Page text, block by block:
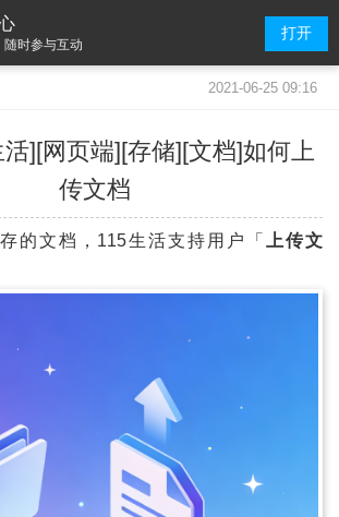
时参与互动
打开
2021-06-25 09:16
][网页端][存储][文档]如何上
传文档
的文档，115生活支持用户「
上传文